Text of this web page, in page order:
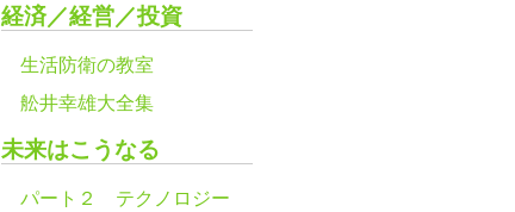
経済／経営／投資
生活防衛の教室
舩井幸雄大全集
未来はこうなる
パート２ テクノロジー